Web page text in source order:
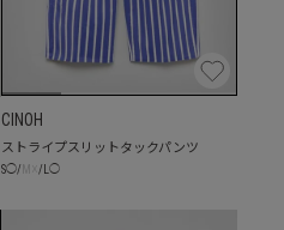
CINOH
ストライプスリットタックパンツ
S◯/ / ◯